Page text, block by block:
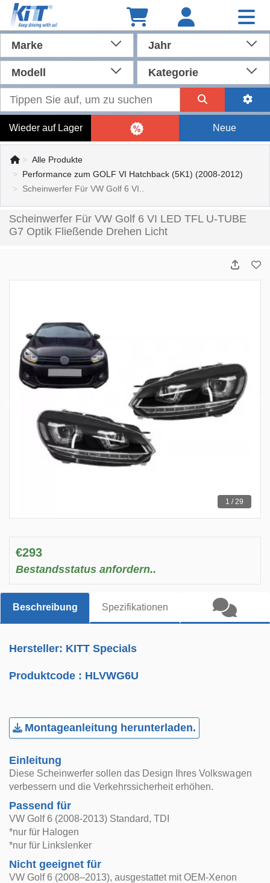
Marke Jahr
Modell Kategorie
Wieder auf Lager Neue
Alle Produkte
Performance zum GOLF VI Hatchback (5K1) (2008-2012)
Scheinwerfer Für VW Golf 6 VI..
Scheinwerfer Für VW Golf 6 VI LED TFL U-TUBE
G7 Optik Fließende Drehen Licht
1 / 29
€293
Bestandsstatus anfordern..
Beschreibung Spezifikationen
Hersteller: KITT Specials
Produktcode : HLVWG6U
Montageanleitung herunterladen.
Einleitung
Diese Scheinwerfer sollen das Design Ihres Volkswagen
verbessern und die Verkehrssicherheit erhöhen.
Passend für
VW Golf 6 (2008-2013) Standard, TDI
*nur für Halogen
*nur für Linkslenker
Nicht geeignet für
VW Golf 6 (2008–2013), ausgestattet mit OEM-Xenon